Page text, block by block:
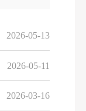
2026-05-13
2026-05-11
2026-03-16